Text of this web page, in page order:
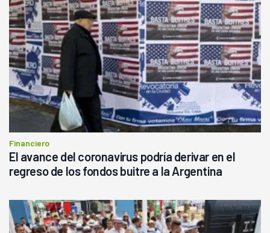
Financiero
El avance del coronavirus podría derivar en el
regreso de los fondos buitre a la Argentina